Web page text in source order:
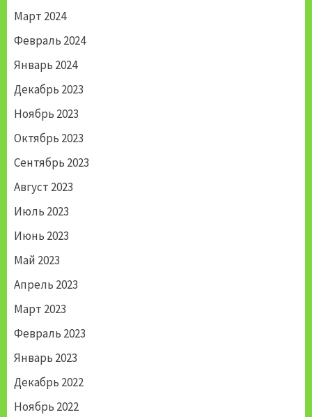
Март 2024
Февраль 2024
Январь 2024
Декабрь 2023
Ноябрь 2023
Октябрь 2023
Сентябрь 2023
Август 2023
Июль 2023
Июнь 2023
Май 2023
Апрель 2023
Март 2023
Февраль 2023
Январь 2023
Декабрь 2022
Ноябрь 2022